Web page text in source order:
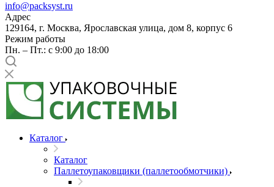
info@packsyst.ru
Адрес
129164, г. Москва, Ярославская улица, дом 8, корпус 6
Режим работы
Пн. – Пт.: с 9:00 до 18:00
Каталог
Каталог
Паллетоупаковщики (паллетообмотчики)